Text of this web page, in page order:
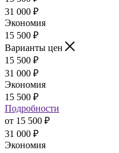
31 000 ₽
Экономия
15 500 ₽
Варианты цен
15 500 ₽
31 000 ₽
Экономия
15 500 ₽
Подробности
от 15 500 ₽
31 000 ₽
Экономия